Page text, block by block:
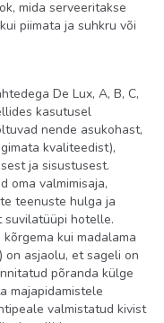
mida serveeritakse
piimata ja suhkru või
De Lux, A, B, C,
kasutusel
nende asukohast,
kvaliteedist),
ja sisustusest.
oma valmimisaja,
teenuste hulga ja
suvilatüüpi hotelle.
kui madalama
asjaolu, et sageli on
põranda külge
majapidamistele
valmistatud kivist